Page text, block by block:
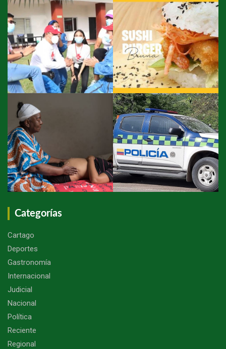
Categorías
Cartago
Deportes
Gastronomía
Internacional
Judicial
Nacional
Política
Reciente
Regional